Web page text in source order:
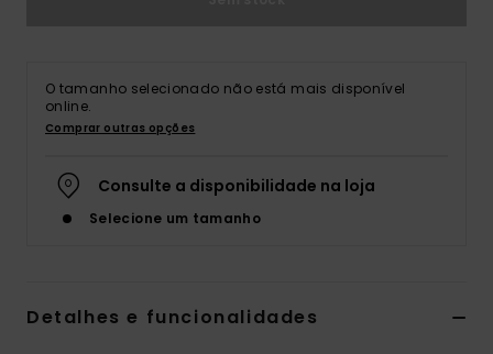
O tamanho selecionado não está mais disponível
online.
Comprar outras opções
Consulte a disponibilidade na loja
Selecione um tamanho
Detalhes e funcionalidades